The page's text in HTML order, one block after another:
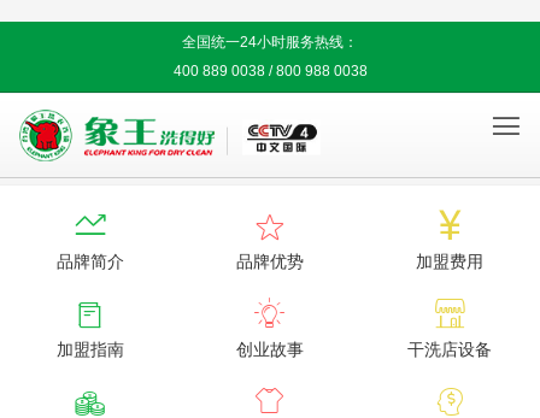
全国统一24小时服务热线：
400 889 0038 / 800 988 0038


品牌简介

品牌优势

加盟费用

加盟指南

创业故事

干洗店设备
  